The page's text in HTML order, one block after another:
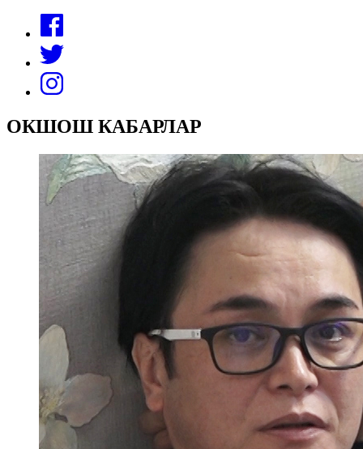
ОКШОШ КАБАРЛАР